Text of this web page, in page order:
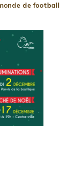
de football